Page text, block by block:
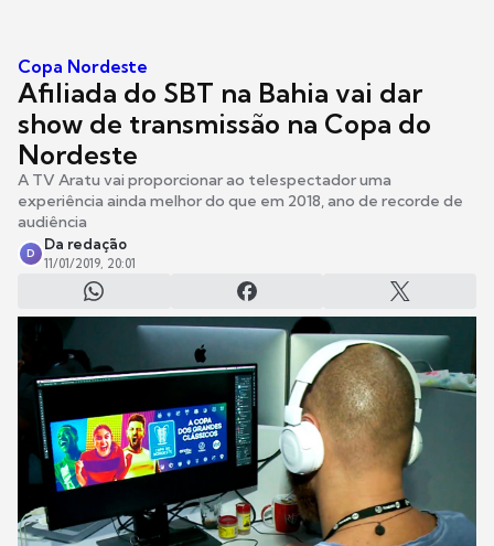
Copa Nordeste
Afiliada do SBT na Bahia vai dar
show de transmissão na Copa do
Nordeste
A TV Aratu vai proporcionar ao telespectador uma
experiência ainda melhor do que em 2018, ano de recorde de
audiência
D
Da redação
11/01/2019, 20:01